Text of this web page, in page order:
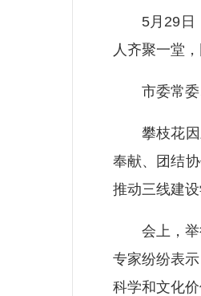
5月29日，
人齐聚一堂
市委常委、
攀枝花因三
奉献、团结
推动三线建
会上，举行
专家纷纷表
科学和文化价